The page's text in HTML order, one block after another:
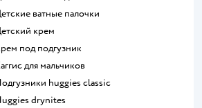
детские ватные палочки
детский крем
крем под подгузник
хаггис для мальчиков
подгузники huggies classic
huggies drynites